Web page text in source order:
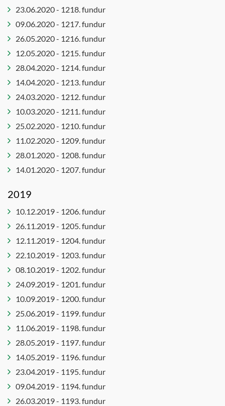
23.06.2020 - 1218. fundur
09.06.2020 - 1217. fundur
26.05.2020 - 1216. fundur
12.05.2020 - 1215. fundur
28.04.2020 - 1214. fundur
14.04.2020 - 1213. fundur
24.03.2020 - 1212. fundur
10.03.2020 - 1211. fundur
25.02.2020 - 1210. fundur
11.02.2020 - 1209. fundur
28.01.2020 - 1208. fundur
14.01.2020 - 1207. fundur
2019
10.12.2019 - 1206. fundur
26.11.2019 - 1205. fundur
12.11.2019 - 1204. fundur
22.10.2019 - 1203. fundur
08.10.2019 - 1202. fundur
24.09.2019 - 1201. fundur
10.09.2019 - 1200. fundur
25.06.2019 - 1199. fundur
11.06.2019 - 1198. fundur
28.05.2019 - 1197. fundur
14.05.2019 - 1196. fundur
23.04.2019 - 1195. fundur
09.04.2019 - 1194. fundur
26.03.2019 - 1193. fundur